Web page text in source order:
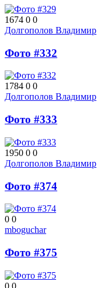
1674 0 0
Долгополов Владимир
Фото #332
1784 0 0
Долгополов Владимир
Фото #333
1950 0 0
Долгополов Владимир
Фото #374
0 0
mboguchar
Фото #375
0 0